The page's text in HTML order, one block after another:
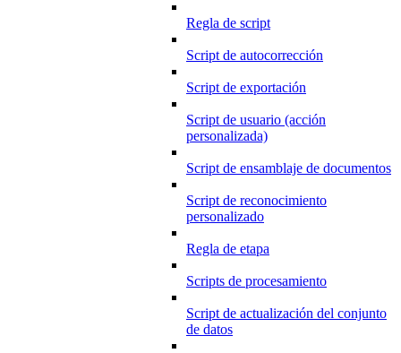
Regla de script
Script de autocorrección
Script de exportación
Script de usuario (acción
personalizada)
Script de ensamblaje de documentos
Script de reconocimiento
personalizado
Regla de etapa
Scripts de procesamiento
Script de actualización del conjunto
de datos